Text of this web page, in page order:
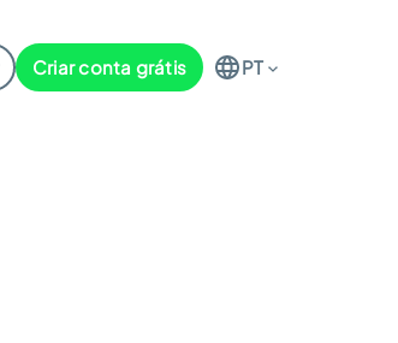
Criar conta grátis PT